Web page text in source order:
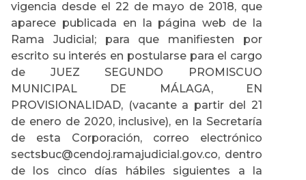
vigencia desde el 22 de mayo de 2018, que
aparece publicada en la página web de la
Rama Judicial; para que manifiesten por
escrito su interés en postularse para el cargo
de JUEZ SEGUNDO PROMISCUO
MUNICIPAL DE MÁLAGA, EN
PROVISIONALIDAD, (vacante a partir del 21
de enero de 2020, inclusive), en la Secretaría
de esta Corporación, correo electrónico
sectsbuc@cendoj.ramajudicial.gov.co, dentro
de los cinco días hábiles siguientes a la